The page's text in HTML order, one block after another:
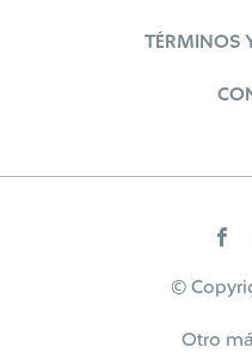
TÉRMINOS
©
Otro